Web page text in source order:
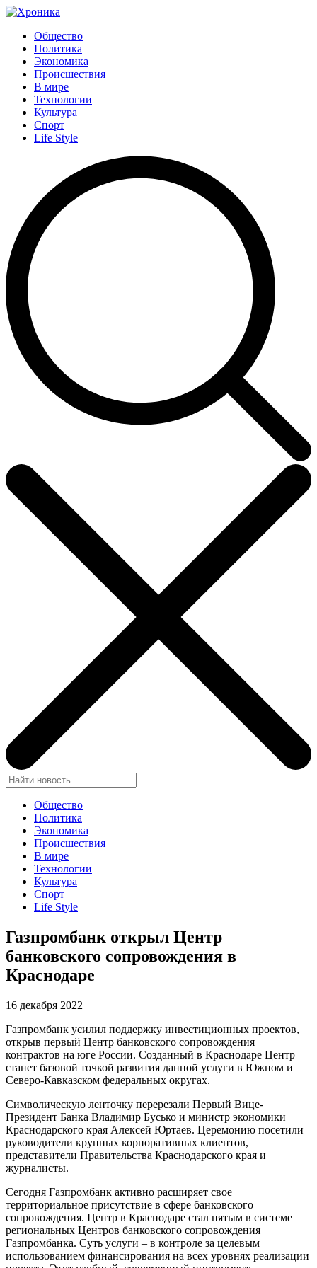
Общество
Политика
Экономика
Происшествия
В мире
Технологии
Культура
Спорт
Life Style
Общество
Политика
Экономика
Происшествия
В мире
Технологии
Культура
Спорт
Life Style
Газпромбанк открыл Центр
банковского сопровождения в
Краснодаре
16 декабря 2022
Газпромбанк усилил поддержку инвестиционных проектов,
открыв первый Центр банковского сопровождения
контрактов на юге России. Созданный в Краснодаре Центр
станет базовой точкой развития данной услуги в Южном и
Северо-Кавказском федеральных округах.
Символическую ленточку перерезали Первый Вице-
Президент Банка Владимир Бусько и министр экономики
Краснодарского края Алексей Юртаев. Церемонию посетили
руководители крупных корпоративных клиентов,
представители Правительства Краснодарского края и
журналисты.
Сегодня Газпромбанк активно расширяет свое
территориальное присутствие в сфере банковского
сопровождения. Центр в Краснодаре стал пятым в системе
региональных Центров банковского сопровождения
Газпромбанка. Суть услуги – в контроле за целевым
использованием финансирования на всех уровнях реализации